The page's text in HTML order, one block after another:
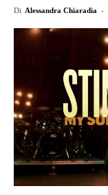
Di Alessandra Chiaradia -